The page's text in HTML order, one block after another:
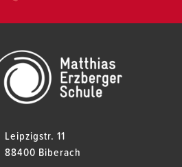
Leipzigstr. 11
88400 Biberach